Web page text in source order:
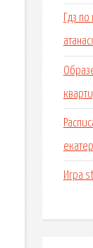
Гдз
Игра